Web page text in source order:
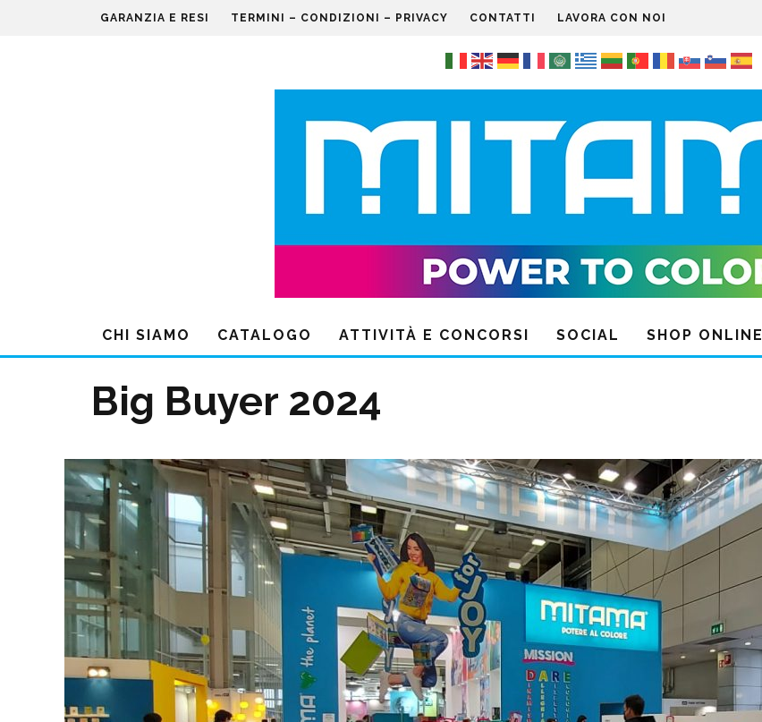
GARANZIA E RESI TERMINI – CONDIZIONI – PRIVACY CONTATTI LAVORA CON NOI
CHI SIAMO CATALOGO ATTIVITÀ E CONCORSI SOCIAL SHOP ONLINE
Big Buyer 2024